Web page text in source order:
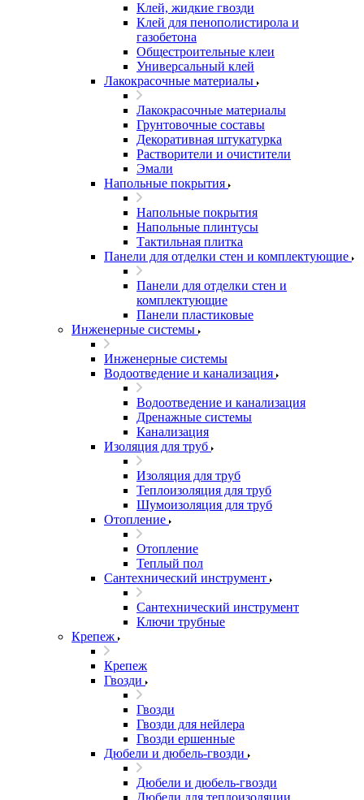
Клей, жидкие гвозди
Клей для пенополистирола и
газобетона
Общестроительные клеи
Универсальный клей
Лакокрасочные материалы
Лакокрасочные материалы
Грунтовочные составы
Декоративная штукатурка
Растворители и очистители
Эмали
Напольные покрытия
Напольные покрытия
Напольные плинтусы
Тактильная плитка
Панели для отделки стен и комплектующие
Панели для отделки стен и
комплектующие
Панели пластиковые
Инженерные системы
Инженерные системы
Водоотведение и канализация
Водоотведение и канализация
Дренажные системы
Канализация
Изоляция для труб
Изоляция для труб
Теплоизоляция для труб
Шумоизоляция для труб
Отопление
Отопление
Теплый пол
Сантехнический инструмент
Сантехнический инструмент
Ключи трубные
Крепеж
Крепеж
Гвозди
Гвозди
Гвозди для нейлера
Гвозди ершенные
Дюбели и дюбель-гвозди
Дюбели и дюбель-гвозди
Дюбели для теплоизоляции